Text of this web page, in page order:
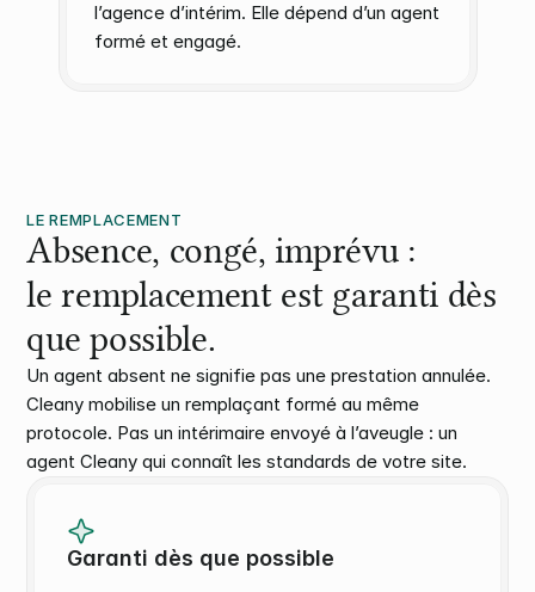
l’agence d’intérim. Elle dépend d’un agent
formé et engagé.
LE REMPLACEMENT
Absence, congé, imprévu :
le remplacement est garanti dès
que possible.
Un agent absent ne signifie pas une prestation annulée.
Cleany mobilise un remplaçant formé au même
protocole. Pas un intérimaire envoyé à l’aveugle : un
agent Cleany qui connaît les standards de votre site.
Garanti dès que possible